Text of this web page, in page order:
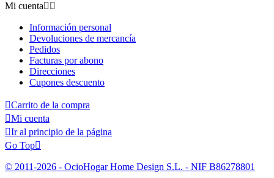
Mi cuenta 
Información personal
Devoluciones de mercancía
Pedidos
Facturas por abono
Direcciones
Cupones descuento
Carrito de la compra
Mi cuenta
Ir al principio de la página
Go Top
© 2011-2026 - OcioHogar Home Design S.L. - NIF B86278801